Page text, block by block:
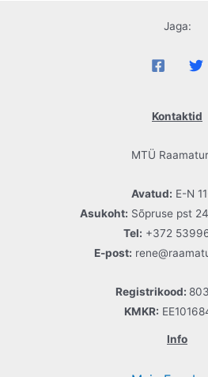
Jaga:
Kontaktid
MTÜ
Avatud: E-N
Asukoht: Sõpruse pst
Tel: +372
E-post:
Registrikood:
KMKR:
Info